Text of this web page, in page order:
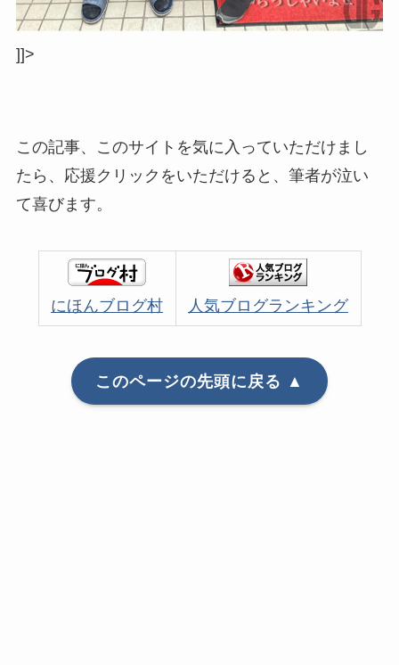
]]>
この記事、このサイトを気に入っていただけまし
たら、応援クリックをいただけると、筆者が泣い
て喜びます。
にほんブログ村 人気ブログランキング
このページの先頭に戻る ▲